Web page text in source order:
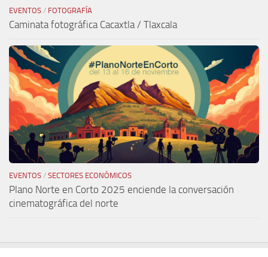
EVENTOS / FOTOGRAFÍA
Caminata fotográfica Cacaxtla / Tlaxcala
EVENTOS / SECTORES ECONÓMICOS
Plano Norte en Corto 2025 enciende la conversación
cinematográfica del norte